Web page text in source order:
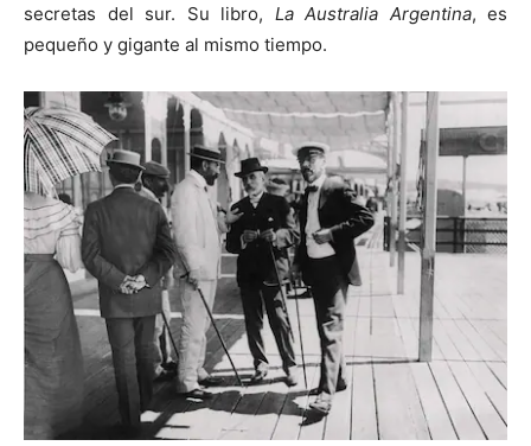
secretas del sur. Su libro, La Australia Argentina, es
pequeño y gigante al mismo tiempo.